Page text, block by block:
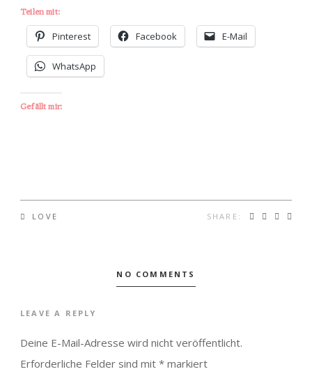
Teilen mit:
Pinterest Facebook E-Mail
WhatsApp
Gefällt mir:
LOVE SHARE:
NO COMMENTS
LEAVE A REPLY
Deine E-Mail-Adresse wird nicht veröffentlicht.
Erforderliche Felder sind mit * markiert